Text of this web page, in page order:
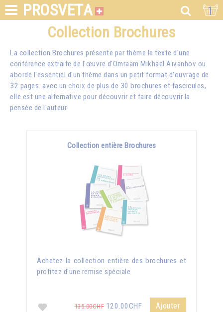
PROSVETA 1
Collection Brochures
La collection Brochures présente par thème le texte d'une
conférence extraite de l'œuvre d'Omraam Mikhaël Aïvanhov ou
aborde l'essentiel d'un thème dans un petit format d'ouvrage de
32 pages. avec un choix de plus de 30 brochures et fascicules,
elle est une alternative pour découvrir et faire découvrir la
pensée de l'auteur.
Collection entière Brochures
Achetez la collection entière des brochures et
profitez d'une remise spéciale
135.00CHF 120.00CHF Ajouter